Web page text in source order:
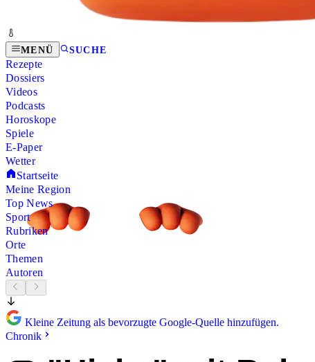
MENÜ SUCHE
Rezepte
Dossiers
Videos
Podcasts
Horoskope
Spiele
E-Paper
Wetter
Startseite
Meine Region
Top News
Sport
Rubriken
Orte
Themen
Autoren
Kleine Zeitung als bevorzugte Google-Quelle hinzufügen.
Chronik